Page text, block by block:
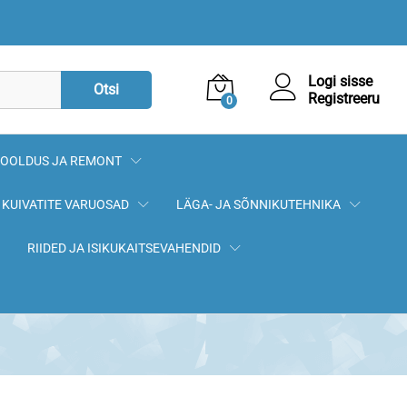
Otsi
0
Logi sisse
Registreeru
JA REMONT
KUIVATITE VARUOSAD LÄGA- JA SÕNNIKUTEHNIKA
RIIDED JA ISIKUKAITSEVAHENDID